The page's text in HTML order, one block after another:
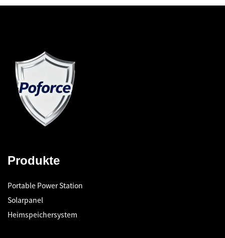
Produkte
Portable Power Station
Solarpanel
Heimspeichersystem